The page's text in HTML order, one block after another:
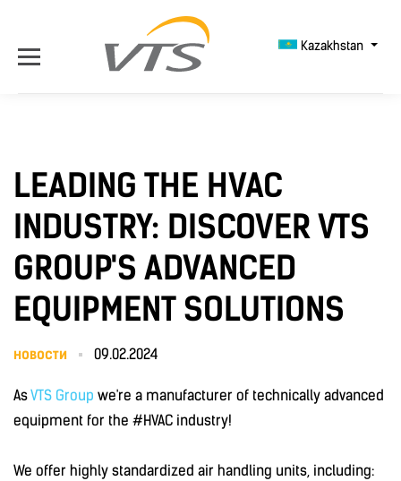
Kazakhstan
LEADING THE HVAC
INDUSTRY: DISCOVER VTS
GROUP'S ADVANCED
EQUIPMENT SOLUTIONS
новости 09.02.2024
AsVTS Group we're a manufacturer of technically advanced
equipment for the #HVAC industry!
We offer highly standardized air handling units, including: